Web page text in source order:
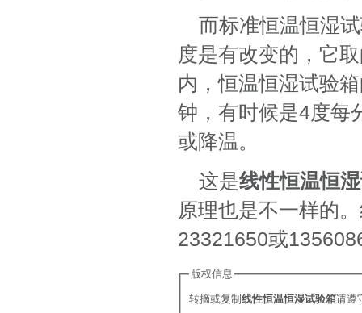
而标准恒温恒湿
度是有改变的，它
内，恒温恒湿试验
钟，有时候是4度每
或降温。
这是线性恒温恒
原理也是不一样的
23321650或
版权信息
转摘或复制线性恒温恒湿试验箱请遵